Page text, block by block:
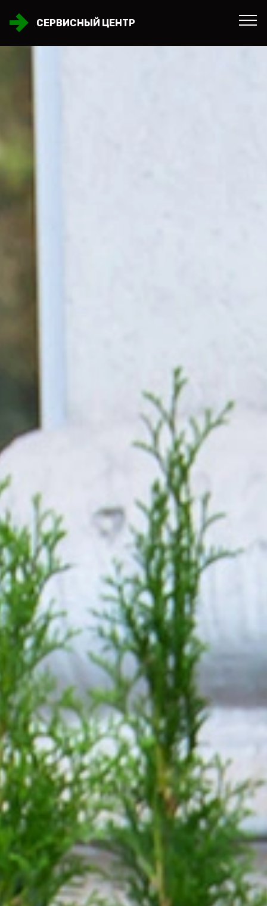
СЕРВИСНЫЙ ЦЕНТР